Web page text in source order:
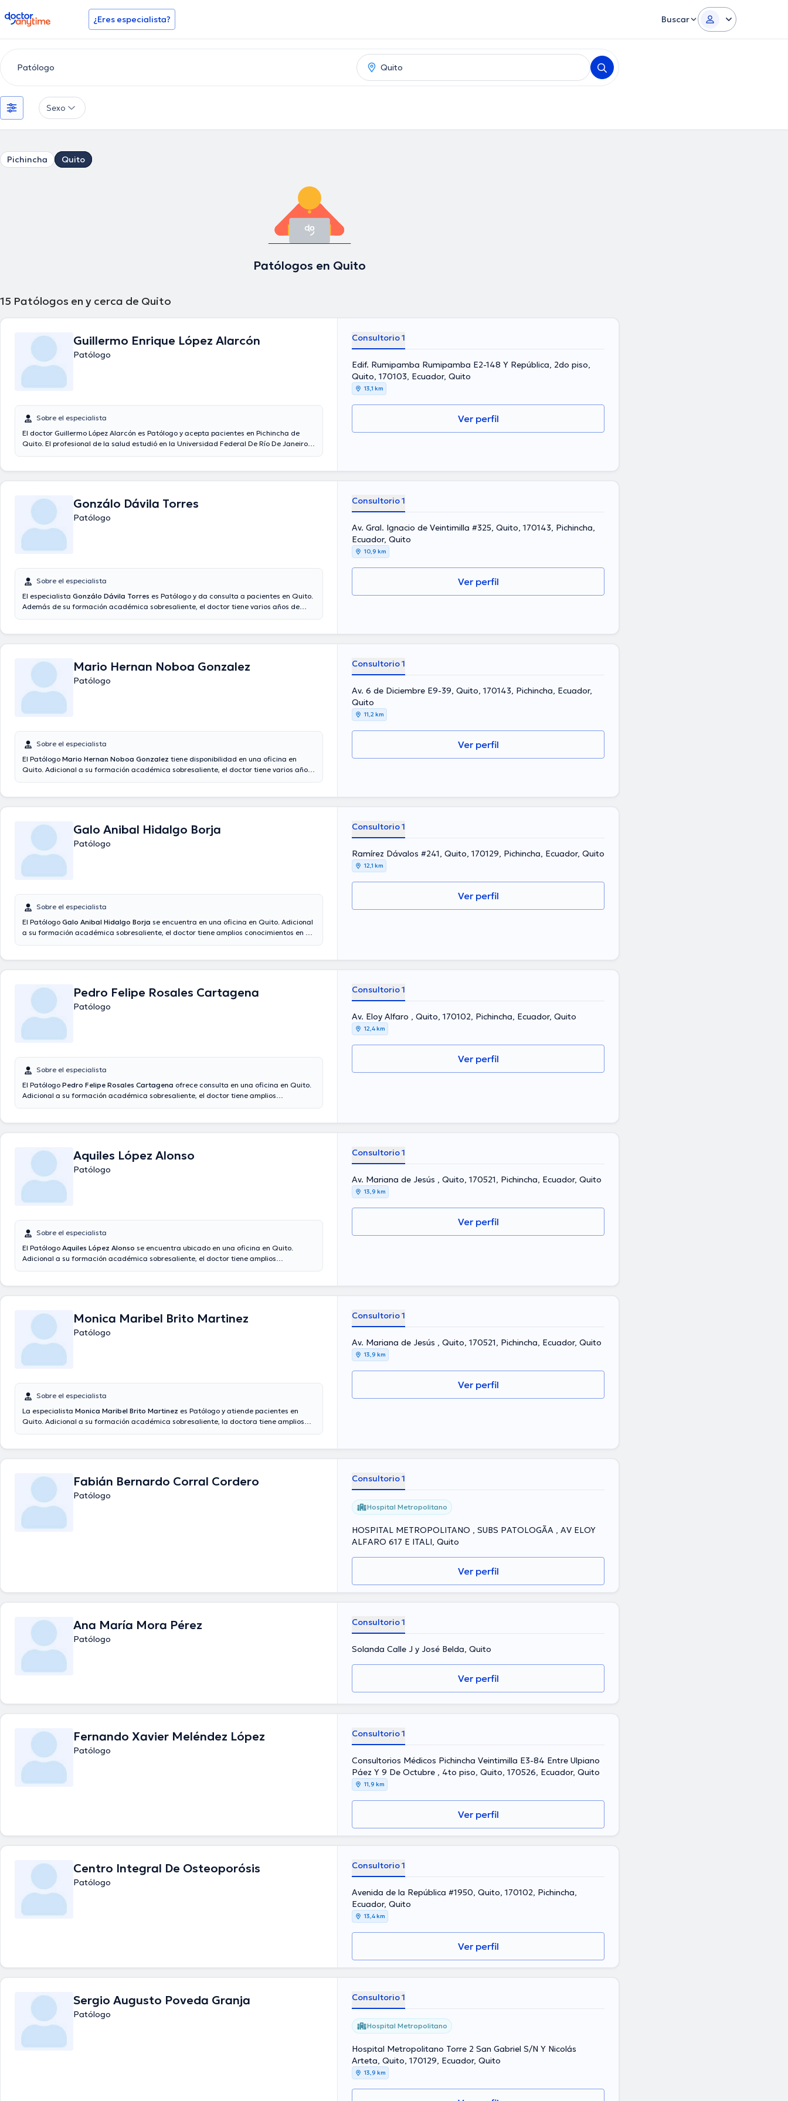
doctoranytime ¿Eres especialista? Buscar
Sexo
Pichincha Quito
Patólogos en Quito
15 Patólogos en y cerca de Quito
Guillermo Enrique López Alarcón
Patólogo
Sobre el especialista
El doctor Guillermo López Alarcón es Patólogo y acepta pacientes en Pichincha de
Quito. El profesional de la salud estudió en la Universidad Federal De Río De Janeiro y
en su campo de especialización y ha difundido diferentes publicaciones.
Consultorio 1
Edif. Rumipamba Rumipamba E2-148 Y República, 2do piso,
Quito, 170103, Ecuador, Quito
13,1 km
Ver perfil
Gonzálo Dávila Torres
Patólogo
Sobre el especialista
El especialista Gonzálo Dávila Torres es Patólogo y da consulta a pacientes en Quito.
Además de su formación académica sobresaliente, el doctor tiene varios años de
especialización y ha compartido importantes publicaciones.
Consultorio 1
Av. Gral. Ignacio de Veintimilla #325, Quito, 170143, Pichincha,
Ecuador, Quito
10,9 km
Ver perfil
Mario Hernan Noboa Gonzalez
Patólogo
Sobre el especialista
El Patólogo Mario Hernan Noboa Gonzalez tiene disponibilidad en una oficina en
Quito. Adicional a su formación académica sobresaliente, el doctor tiene varios años
continua en su ámbito de especialización y ha anunciado numerosos comunicados.
Consultorio 1
Av. 6 de Diciembre E9-39, Quito, 170143, Pichincha, Ecuador,
Quito
11,2 km
Ver perfil
Galo Anibal Hidalgo Borja
Patólogo
Sobre el especialista
El Patólogo Galo Anibal Hidalgo Borja se encuentra en una oficina en Quito. Adicional
a su formación académica sobresaliente, el doctor tiene amplios conocimientos en su
disciplina de especialización y ha compartido importantes comunicados.
Consultorio 1
Ramírez Dávalos #241, Quito, 170129, Pichincha, Ecuador, Quito
12,1 km
Ver perfil
Pedro Felipe Rosales Cartagena
Patólogo
Sobre el especialista
El Patólogo Pedro Felipe Rosales Cartagena ofrece consulta en una oficina en Quito.
Adicional a su formación académica sobresaliente, el doctor tiene amplios
en su temática de especialización y ha compartido diferentes publicaciones.
Consultorio 1
Av. Eloy Alfaro , Quito, 170102, Pichincha, Ecuador, Quito
12,4 km
Ver perfil
Aquiles López Alonso
Patólogo
Sobre el especialista
El Patólogo Aquiles López Alonso se encuentra ubicado en una oficina en Quito.
Adicional a su formación académica sobresaliente, el doctor tiene amplios
especialización y ha anunciado numerosos artículos.
Consultorio 1
Av. Mariana de Jesús , Quito, 170521, Pichincha, Ecuador, Quito
13,9 km
Ver perfil
Monica Maribel Brito Martinez
Patólogo
Sobre el especialista
La especialista Monica Maribel Brito Martinez es Patólogo y atiende pacientes en
Quito. Adicional a su formación académica sobresaliente, la doctora tiene amplios
en su disciplina de especialización y ha publicado importantes ediciones.
Consultorio 1
Av. Mariana de Jesús , Quito, 170521, Pichincha, Ecuador, Quito
13,9 km
Ver perfil
Fabián Bernardo Corral Cordero
Patólogo
Consultorio 1
Hospital Metropolitano
HOSPITAL METROPOLITANO , SUBS PATOLOGÃA , AV ELOY
ALFARO 617 E ITALI, Quito
Ver perfil
Ana María Mora Pérez
Patólogo
Consultorio 1
Solanda Calle J y José Belda, Quito
Ver perfil
Fernando Xavier Meléndez López
Patólogo
Consultorio 1
Consultorios Médicos Pichincha Veintimilla E3-84 Entre Ulpiano
Páez Y 9 De Octubre , 4to piso, Quito, 170526, Ecuador, Quito
11,9 km
Ver perfil
Centro Integral De Osteoporósis
Patólogo
Consultorio 1
Avenida de la República #1950, Quito, 170102, Pichincha,
Ecuador, Quito
13,4 km
Ver perfil
Sergio Augusto Poveda Granja
Patólogo
Consultorio 1
Hospital Metropolitano
Hospital Metropolitano Torre 2 San Gabriel S/N Y Nicolás
Arteta, Quito, 170129, Ecuador, Quito
13,9 km